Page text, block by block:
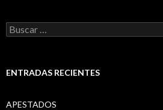
B
u
a
ENTRADAS RECIENTES
APESTADOS